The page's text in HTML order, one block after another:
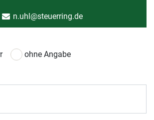
n.uhl@steuerring.de
ohne Angabe